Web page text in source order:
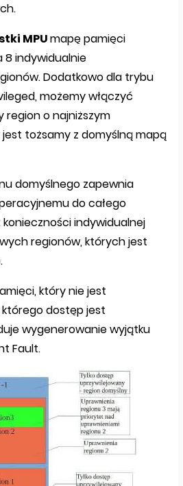
MPUmapę pamięci
8 indywidualnie
Dodatkowo dla trybu
możemy włączyć
region o najniższym
tożsamy z domyślną mapą
domyślnego zapewnia
do całego
indywidualnej
regionów, których jest
który nie jest
dostęp jest
wygenerowanie wyjątku
Fault.